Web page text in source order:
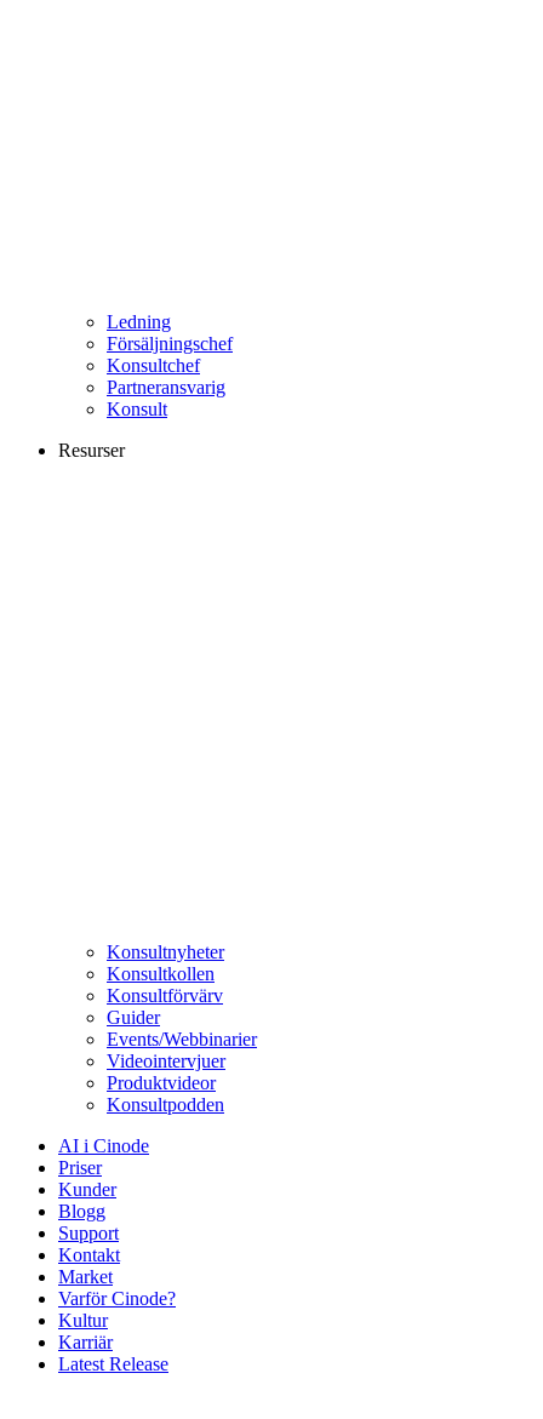
Ledning
Försäljningschef
Konsultchef
Partneransvarig
Konsult
Resurser
Konsultnyheter
Konsultkollen
Konsultförvärv
Guider
Events/Webbinarier
Videointervjuer
Produktvideor
Konsultpodden
AI i Cinode
Priser
Kunder
Blogg
Support
Kontakt
Market
Varför Cinode?
Kultur
Karriär
Latest Release